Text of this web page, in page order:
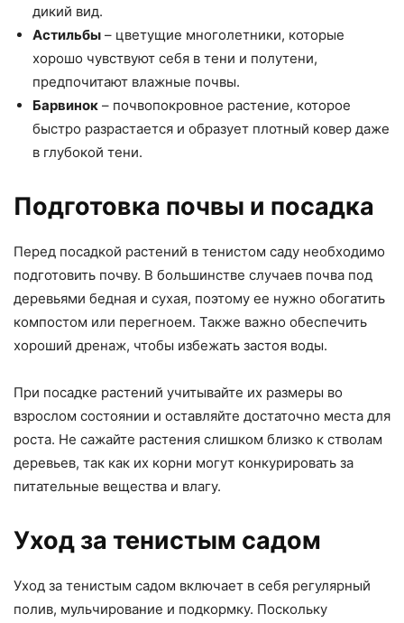
дикий вид.
Астильбы – цветущие многолетники, которые
хорошо чувствуют себя в тени и полутени,
предпочитают влажные почвы.
Барвинок – почвопокровное растение, которое
быстро разрастается и образует плотный ковер даже
в глубокой тени.
Подготовка почвы и посадка
Перед посадкой растений в тенистом саду необходимо
подготовить почву. В большинстве случаев почва под
деревьями бедная и сухая, поэтому ее нужно обогатить
компостом или перегноем. Также важно обеспечить
хороший дренаж, чтобы избежать застоя воды.
При посадке растений учитывайте их размеры во
взрослом состоянии и оставляйте достаточно места для
роста. Не сажайте растения слишком близко к стволам
деревьев, так как их корни могут конкурировать за
питательные вещества и влагу.
Уход за тенистым садом
Уход за тенистым садом включает в себя регулярный
полив, мульчирование и подкормку. Поскольку